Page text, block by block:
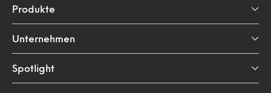
Produkte
Unternehmen
Spotlight